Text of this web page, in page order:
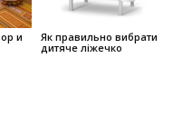
и
Як правильно вибрати
дитяче ліжечко